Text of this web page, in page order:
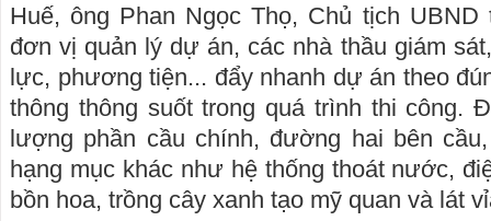
Huế, ông Phan Ngọc Thọ, Chủ tịch
đơn vị quản lý dự án, các nhà thầu giám
lực, phương tiện... đẩy nhanh dự án theo
thông thông suốt trong quá trình thi công.
lượng phần cầu chính, đường hai bên
hạng mục khác như hệ thống thoát nước,
bồn hoa, trồng cây xanh tạo mỹ quan và lát